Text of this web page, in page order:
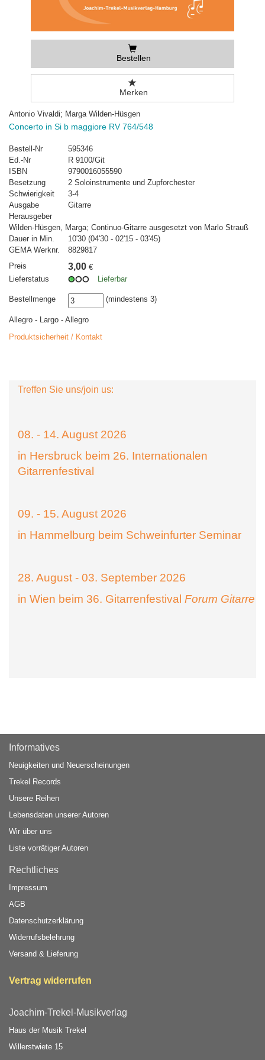
Bestellen
Merken
Antonio Vivaldi; Marga Wilden-Hüsgen
Concerto in Si b maggiore RV 764/548
Bestell-Nr
595346
Ed.-Nr
R 9100/Git
ISBN
9790016055590
Besetzung
2 Soloinstrumente und Zupforchester
Schwierigkeit
3-4
Ausgabe
Gitarre
Herausgeber
Wilden-Hüsgen, Marga; Continuo-Gitarre ausgesetzt von Marlo Strauß
Dauer in Min.
10'30 (04'30 - 02'15 - 03'45)
GEMA Werknr.
8829817
Preis
3,00 €
Lieferstatus
Lieferbar
Bestellmenge (mindestens 3)
Allegro - Largo - Allegro
Produktsicherheit / Kontakt
Treffen Sie uns/join us:
08. - 14. August 2026
in Hersbruck beim 26. Internationalen
Gitarrenfestival
09. - 15. August 2026
in Hammelburg beim Schweinfurter Seminar
28. August - 03. September 2026
in Wien beim 36. Gitarrenfestival Forum Gitarre
Informatives
Neuigkeiten und Neuerscheinungen
Trekel Records
Unsere Reihen
Lebensdaten unserer Autoren
Wir über uns
Liste vorrätiger Autoren
Rechtliches
Impressum
AGB
Datenschutzerklärung
Widerrufsbelehrung
Versand & Lieferung
Vertrag widerrufen
Joachim-Trekel-Musikverlag
Haus der Musik Trekel
Willerstwiete 15